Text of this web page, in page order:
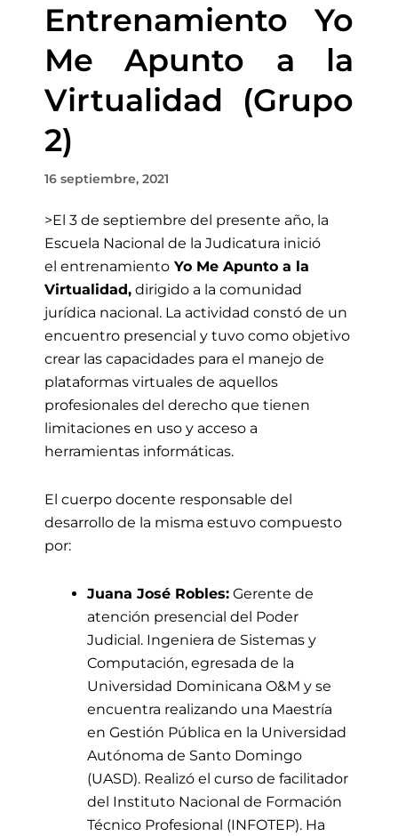
Entrenamiento Yo
Me Apunto a la
Virtualidad (Grupo
2)
16 septiembre, 2021
>El 3 de septiembre del presente año, la
Escuela Nacional de la Judicatura inició
el entrenamiento Yo Me Apunto a la
Virtualidad, dirigido a la comunidad
jurídica nacional . La actividad constó de un
encuentro presencial y tuvo como objetivo
crear las capacidades para el manejo de
plataformas virtuales de aquellos
profesionales del derecho que tienen
limitaciones en uso y acceso a
herramientas informáticas.
El cuerpo docente responsable del
desarrollo de la misma estuvo compuesto
por:
Juana José Robles: Gerente de
atención presencial del Poder
Judicial. Ingeniera de Sistemas y
Computación, egresada de la
Universidad Dominicana O&M y se
encuentra realizando una Maestría
en Gestión Pública en la Universidad
Autónoma de Santo Domingo
(UASD). Realizó el curso de facilitador
del Instituto Nacional de Formación
Técnico Profesional (INFOTEP). Ha